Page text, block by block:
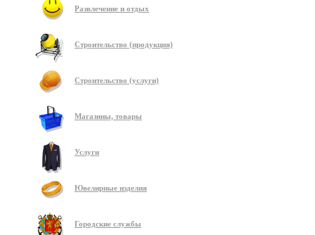
Развлечение и отдых
Строительство (продукция)
Строительство (услуги)
Магазины, товары
Услуги
Ювелирные изделия
Городские службы